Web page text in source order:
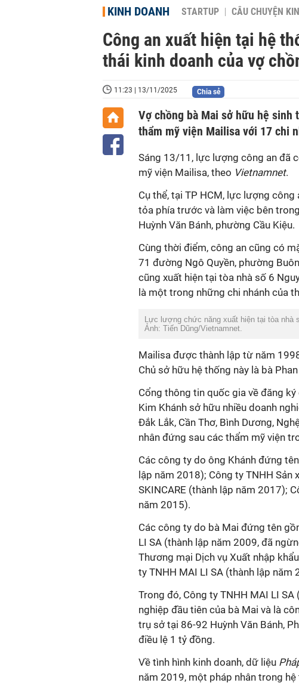
KINH DOANH STARTUP CÂU CHUYỆN
Công an xuất hiện tại hệ
thái kinh doanh của vợ
11:23 | 13/11/2025 Chia sẻ
Vợ chồng bà Mai sở hữu hệ sinh
thẩm mỹ viện Mailisa với 17 chi
Sáng 13/11, lực lượng công an đã
mỹ viện Mailisa, theo Vietnamnet.
Cụ thể, tại TP HCM, lực lượng
tỏa phía trước và làm việc bên
Huỳnh Văn Bánh, phường Cầu Kiệu.
Cùng thời điểm, công an cũng có
71 đường Ngô Quyền, phường
cũng xuất hiện tại tòa nhà số 6
là một trong những chi nhánh của
Lực lượng chức năng xuất hiện tại tòa nhà
Ảnh: Tiến Dũng/Vietnamnet.
Mailisa được thành lập từ năm
Chủ sở hữu hệ thống này là bà
Cổng thông tin quốc gia về đăng
Kim Khánh sở hữu nhiều doanh
Đắk Lắk, Cần Thơ, Bình Dương,
nhân đứng sau các thẩm mỹ viện
Các công ty do ông Khánh đứng
lập năm 2018); Công ty TNHH
SKINCARE (thành lập năm 2017);
năm 2015).
Các công ty do bà Mai đứng tên
LI SA (thành lập năm 2009, đã
Thương mại Dịch vụ Xuất nhập
ty TNHH MAI LI SA (thành lập năm
Trong đó, Công ty TNHH MAI LI
nghiệp đầu tiên của bà Mai và là
trụ sở tại 86-92 Huỳnh Văn Bánh,
điều lệ 1 tỷ đồng.
Về tình hình kinh doanh, dữ liệu
năm 2019, một pháp nhân trong